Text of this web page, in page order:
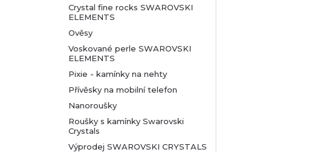
Crystal fine rocks SWAROVSKI
ELEMENTS
Ověsy
Voskované perle SWAROVSKI
ELEMENTS
Pixie - kamínky na nehty
Přívěsky na mobilní telefon
Nanoroušky
Roušky s kamínky Swarovski
Crystals
Výprodej SWAROVSKI CRYSTALS